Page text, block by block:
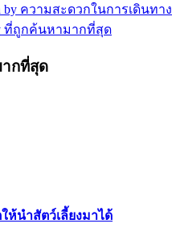
by ความสะดวกในการเดินทาง
ที่ถูกค้นหามากที่สุด
กที่สุด
ห้นำสัตว์เลี้ยงมาได้